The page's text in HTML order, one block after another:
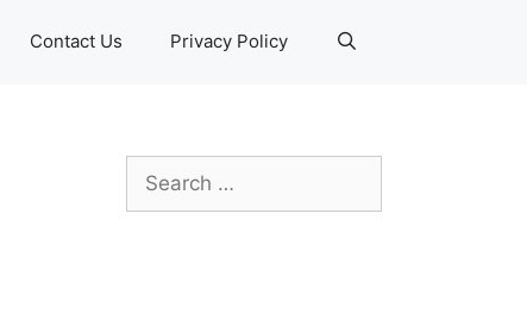
Contact Us Privacy Policy
Search
for: